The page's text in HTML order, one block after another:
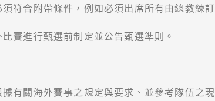
符合附帶條件，例如必須出席所有由總教練
賽進行甄選前制定並公告甄選準則。
有關海外賽事之規定與要求、並參考隊伍之